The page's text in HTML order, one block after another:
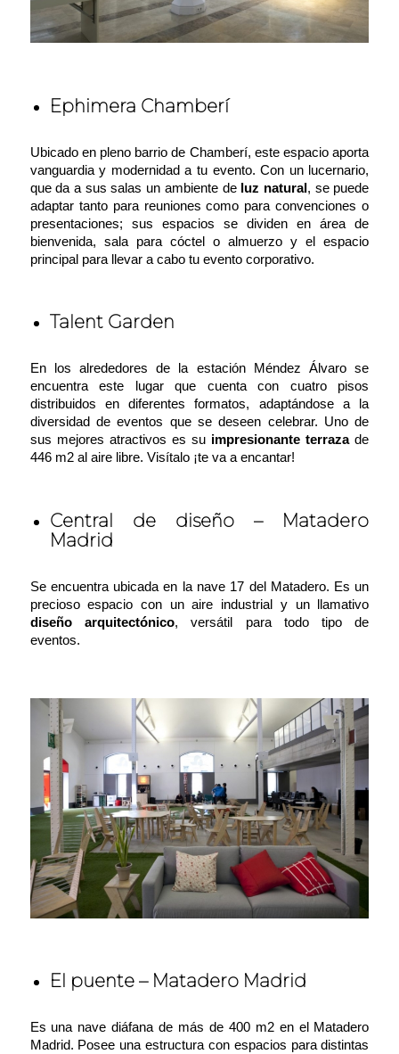
Ephimera Chamberí
Ubicado en pleno barrio de Chamberí, este espacio aporta
vanguardia y modernidad a tu evento. Con un lucernario,
que da a sus salas un ambiente de luz natural, se puede
adaptar tanto para reuniones como para convenciones o
presentaciones; sus espacios se dividen en área de
bienvenida, sala para cóctel o almuerzo y el espacio
principal para llevar a cabo tu evento corporativo.
Talent Garden
En los alrededores de la estación Méndez Álvaro se
encuentra este lugar que cuenta con cuatro pisos
distribuidos en diferentes formatos, adaptándose a la
diversidad de eventos que se deseen celebrar. Uno de
sus mejores atractivos es su impresionante terrazade
446 m2 al aire libre. Visítalo ¡te va a encantar!
Central de diseño – Matadero
Madrid
Se encuentra ubicada en la nave 17 del Matadero. Es un
precioso espacio con un aire industrial y un llamativo
diseño arquitectónico, versátil para todo tipo de
eventos.
El puente – Matadero Madrid
Es una nave diáfana de más de 400 m2 en el Matadero
Madrid. Posee una estructura con espacios para distintas